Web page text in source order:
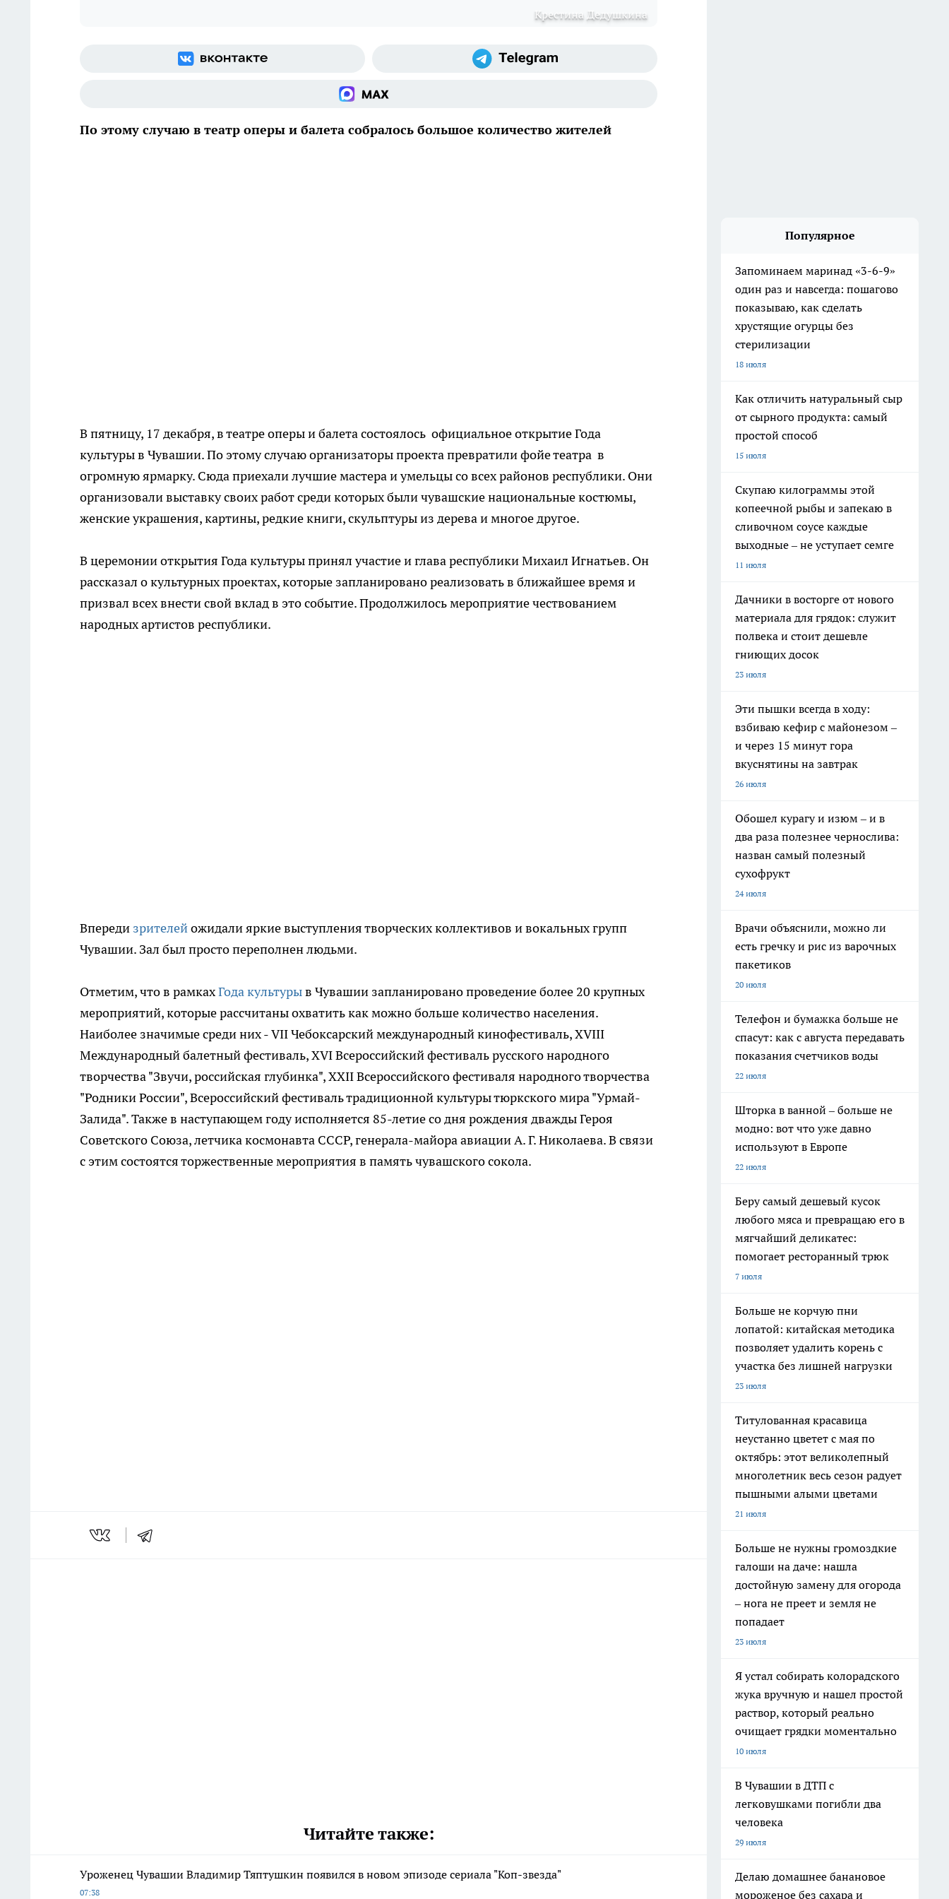
Крестина Дедушкина
По этому случаю в театр оперы и балета собралось большое количество жителей
В пятницу, 17 декабря, в театре оперы и балета состоялось официальное открытие Года
культуры в Чувашии. По этому случаю организаторы проекта превратили фойе театра в
огромную ярмарку. Сюда приехали лучшие мастера и умельцы со всех районов республики. Они
организовали выставку своих работ среди которых были чувашские национальные костюмы,
женские украшения, картины, редкие книги, скульптуры из дерева и многое другое.
В церемонии открытия Года культуры принял участие и глава республики Михаил Игнатьев. Он
рассказал о культурных проектах, которые запланировано реализовать в ближайшее время и
призвал всех внести свой вклад в это событие. Продолжилось мероприятие чествованием
народных артистов республики.
Впереди зрителейожидали яркие выступления творческих коллективов и вокальных групп
Чувашии. Зал был просто переполнен людьми.
Отметим, что в рамкахГода культурыв Чувашии запланировано проведение более 20 крупных
мероприятий, которые рассчитаны охватить как можно больше количество населения.
Наиболее значимые среди них - VII Чебоксарский международный кинофестиваль, XVIII
Международный балетный фестиваль, XVI Всероссийский фестиваль русского народного
творчества "Звучи, российская глубинка", XXII Всероссийского фестиваля народного творчества
"Родники России", Всероссийский фестиваль традиционной культуры тюркского мира "Урмай-
Залида". Также в наступающем году исполняется 85-летие со дня рождения дважды Героя
Советского Союза, летчика космонавта СССР, генерала-майора авиации А. Г. Николаева. В связи
с этим состоятся торжественные мероприятия в память чувашского сокола.
Читайте также:
Уроженец Чувашии Владимир Тяптушкин появился в новом эпизоде сериала "Коп-звезда"
07:38
Популярное
Запоминаем маринад «3-6-9»
один раз и навсегда: пошагово
показываю, как сделать
хрустящие огурцы без
стерилизации
18 июля
Как отличить натуральный сыр
от сырного продукта: самый
простой способ
15 июля
Скупаю килограммы этой
копеечной рыбы и запекаю в
сливочном соусе каждые
выходные – не уступает семге
11 июля
Дачники в восторге от нового
материала для грядок: служит
полвека и стоит дешевле
гниющих досок
23 июля
Эти пышки всегда в ходу:
взбиваю кефир с майонезом –
и через 15 минут гора
вкуснятины на завтрак
26 июля
Обошел курагу и изюм – и в
два раза полезнее чернослива:
назван самый полезный
сухофрукт
24 июля
Врачи объяснили, можно ли
есть гречку и рис из варочных
пакетиков
20 июля
Телефон и бумажка больше не
спасут: как с августа передавать
показания счетчиков воды
22 июля
Шторка в ванной – больше не
модно: вот что уже давно
используют в Европе
22 июля
Беру самый дешевый кусок
любого мяса и превращаю его в
мягчайший деликатес:
помогает ресторанный трюк
7 июля
Больше не корчую пни
лопатой: китайская методика
позволяет удалить корень с
участка без лишней нагрузки
23 июля
Титулованная красавица
неустанно цветет с мая по
октябрь: этот великолепный
многолетник весь сезон радует
пышными алыми цветами
21 июля
Больше не нужны громоздкие
галоши на даче: нашла
достойную замену для огорода
– нога не преет и земля не
попадает
23 июля
Я устал собирать колорадского
жука вручную и нашел простой
раствор, который реально
очищает грядки моментально
10 июля
В Чувашии в ДТП с
легковушками погибли два
человека
29 июля
Делаю домашнее банановое
мороженое без сахара и